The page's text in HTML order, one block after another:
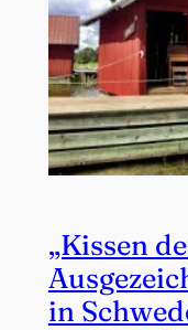
„Kissen
in